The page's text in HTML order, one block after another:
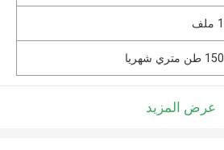
1 ملف
150 طن متري شهريا
عرض المزيد